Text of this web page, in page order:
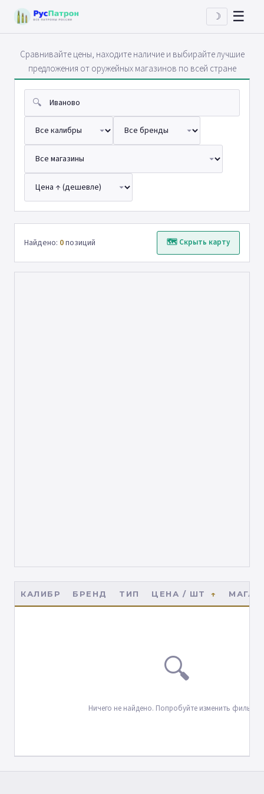
☽ ☰
Сравнивайте цены, находите наличие и выбирайте лучшие
предложения от оружейных магазинов по всей стране
🔍
Найдено: 0позиций 🗺 Скрыть карту
КАЛИБР БРЕНД ТИП ЦЕНА / ШТ
🔍
Ничего не найдено. Попробуйте изменить